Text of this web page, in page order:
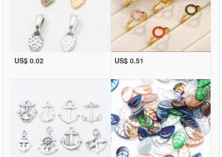
US$ 0.02 US$ 0.51